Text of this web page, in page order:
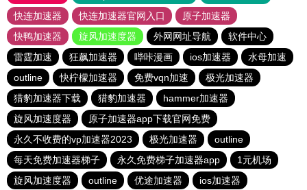
快连加速器
快连加速器官网入口
原子加速器
快鸭加速器
旋风加速度器 外网网址导航
软件中心
雷霆加速
狂飙加速器 哔咔漫画 ios加速器
水母加速
outline
快柠檬加速器 免费vqn加速
极光加速器
猎豹加速器下载
猎豹加速器
hammer加速器
旋风加速度器
原子加速器app下载官网免费
永久不收费的vp加速器2023
极光加速器
outline
每天免费加速器梯子
永久免费梯子加速器app
1元机场
旋风加速度器
outline 优途加速器 ios加速器